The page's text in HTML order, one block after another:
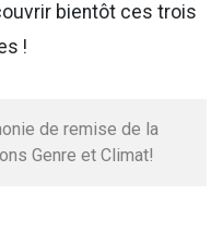
bientôt ces trois
!
de remise de la
Genre et Climat!